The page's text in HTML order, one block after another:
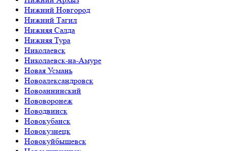
Нижний Новгород
Нижний Тагил
Нижняя Салда
Нижняя Тура
Николаевск
Николаевск-на-Амуре
Новая Усмань
Новоалександровск
Новоаннинский
Нововоронеж
Новодвинск
Новокубанск
Новокузнецк
Новокуйбышевск